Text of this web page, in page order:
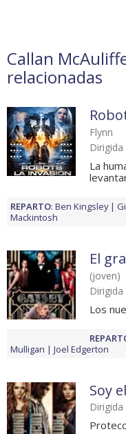
Callan
relacionadas
Flynn
La
REPARTO: Ben Kingsley
Mackintosh
El
(joven)
Los
Mulligan
Joel Edgerton
Soy